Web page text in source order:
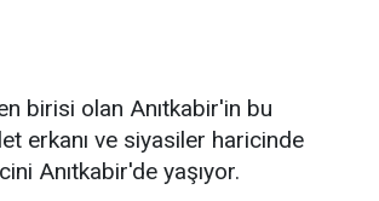
birisi olan Anıtkabir'in bu
erkanı ve siyasiler haricinde
Anıtkabir'de yaşıyor.